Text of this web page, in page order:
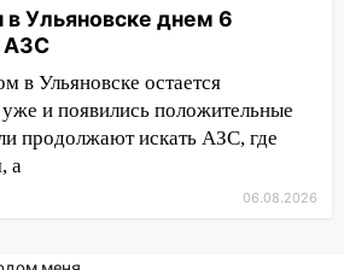
предложили отменить
ИИ будет выявлять
контейнерных
сборной мира
в Ульяновске днем 6
АЗС
в Ульяновске остается
и появились положительные
продолжают искать АЗС, где
а
06.08.2026